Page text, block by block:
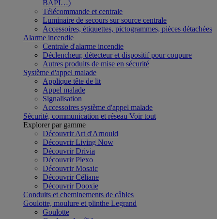
BAPI…)
Télécommande et centrale
Luminaire de secours sur source centrale
Accessoires, étiquettes, pictogrammes, pièces détachées
Alarme incendie
Centrale d'alarme incendie
Déclencheur, détecteur et dispositif pour coupure
Autres produits de mise en sécurité
Système d'appel malade
Applique tête de lit
Appel malade
Signalisation
Accessoires système d'appel malade
Sécurité, communication et réseau Voir tout
Explorer par gamme
Découvrir Art d'Arnould
Découvrir Living Now
Découvrir Drivia
Découvrir Plexo
Découvrir Mosaic
Découvrir Céliane
Découvrir Dooxie
Conduits et cheminements de câbles
Goulotte, moulure et plinthe Legrand
Goulotte